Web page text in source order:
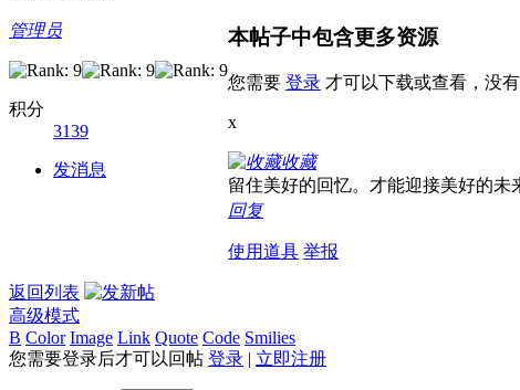
管理员
积分
3139
发消息
本帖子中包含更多资源
您需要 登录 才可以下载或查看，没
x
收藏
留住美好的回忆。才能迎接美好的未
回复
使用道具 举报
返回列表
高级模式
B Color Image Link Quote Code Smilies
您需要登录后才可以回帖 登录 | 立即注册